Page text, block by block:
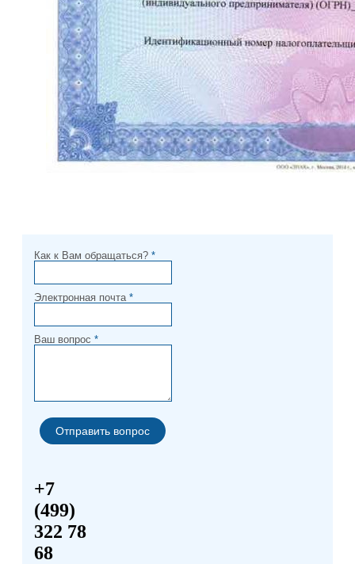
Как к Вам обращаться? *
Электронная почта *
Ваш вопрос *
+7
(499)
322 78
68